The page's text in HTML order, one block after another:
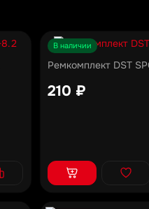
В наличии
Ремкомплект DST
210 ₽